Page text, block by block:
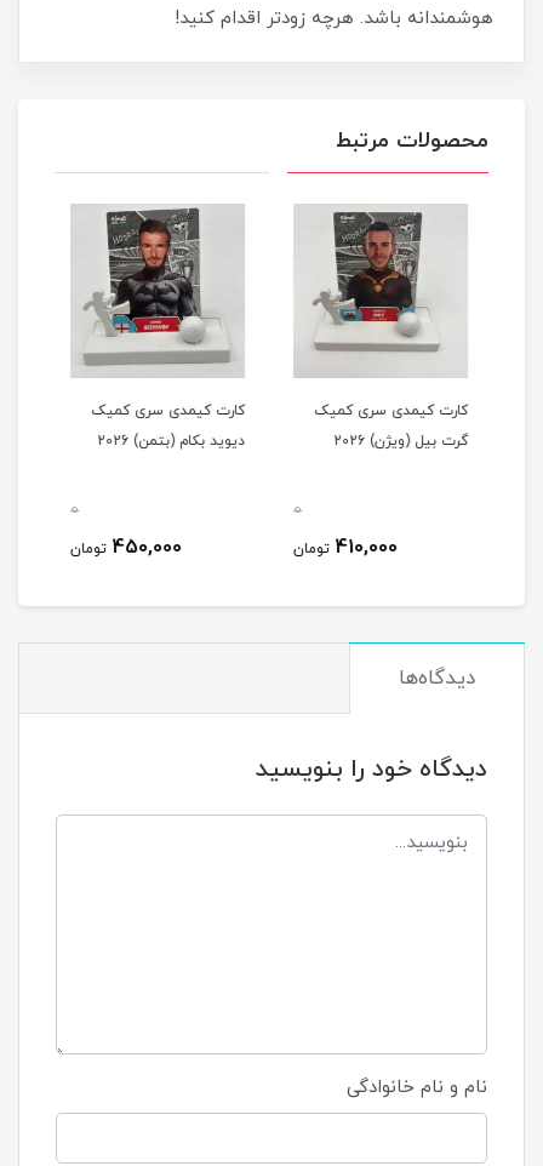
هوشمندانه باشد. هرچه زودتر اقدام کنید!
محصولات مرتبط
کارت کیمدی سری کمیک
گرت بیل (ویژن) 2026
0
410,000 تومان
کارت کیمدی سری کمیک
دیوید بکام (بتمن) 2026
0
450,000 تومان
دیدگاه‌ها
دیدگاه خود را بنویسید
نام و نام خانوادگی